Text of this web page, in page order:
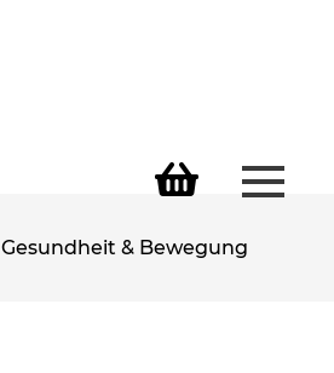
Gesundheit & Bewegung